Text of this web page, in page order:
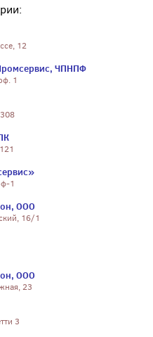
12
ЧПНПФ
1
1
ООО
16/1
ООО
23
3